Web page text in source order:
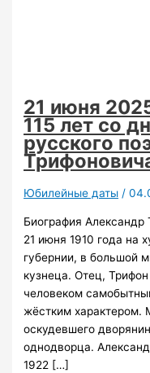
21 июня
115 лет со
русского
Юбилейные даты /
Биография Александр
21 июня 1910 года на
губернии, в большой
кузнеца. Отец,
человеком
жёстким характером.
оскудевшего
однодворца.
1922 […]